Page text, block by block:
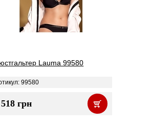
Lauma 99580
99580
грн